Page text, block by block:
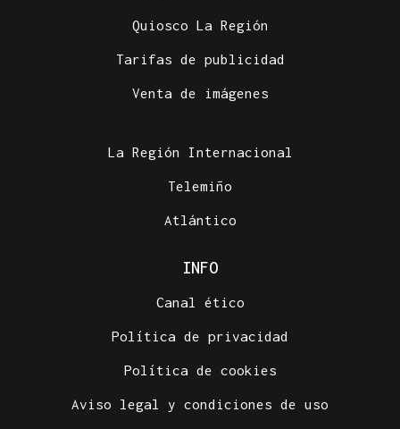
Quiosco La Región
Tarifas de publicidad
Venta de imágenes
La Región Internacional
Telemiño
Atlántico
INFO
Canal ético
Política de privacidad
Política de cookies
Aviso legal y condiciones de uso